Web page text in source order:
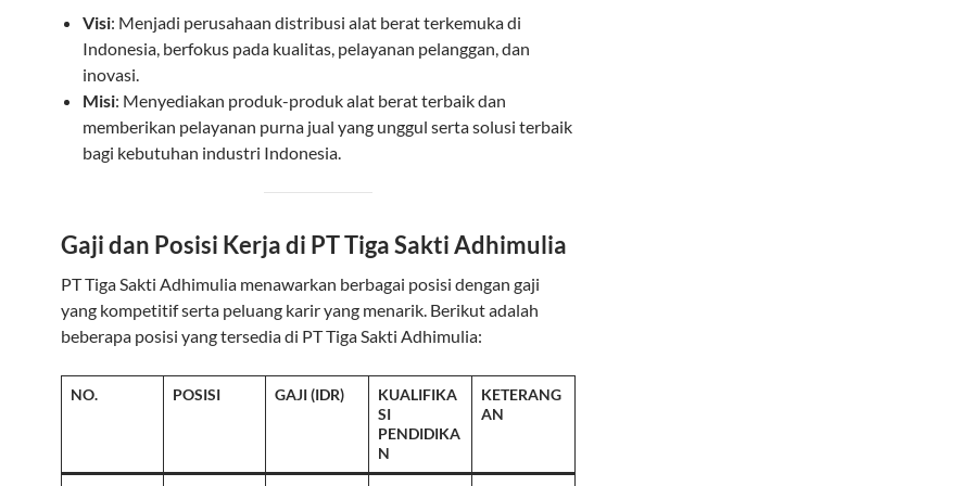
Visi: Menjadi perusahaan distribusi alat berat terkemuka di
Indonesia, berfokus pada kualitas, pelayanan pelanggan, dan
inovasi.
Misi: Menyediakan produk-produk alat berat terbaik dan
memberikan pelayanan purna jual yang unggul serta solusi terbaik
bagi kebutuhan industri Indonesia.
Gaji dan Posisi Kerja di PT Tiga Sakti Adhimulia
PT Tiga Sakti Adhimulia menawarkan berbagai posisi dengan gaji
yang kompetitif serta peluang karir yang menarik. Berikut adalah
beberapa posisi yang tersedia di PT Tiga Sakti Adhimulia:
NO. POSISI GAJI (IDR)
KUALIFIKA
SI
PENDIDIKA
N
KETERANG
AN